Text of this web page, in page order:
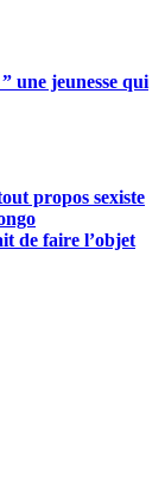
une jeunesse qui
propos sexiste
de faire l’objet